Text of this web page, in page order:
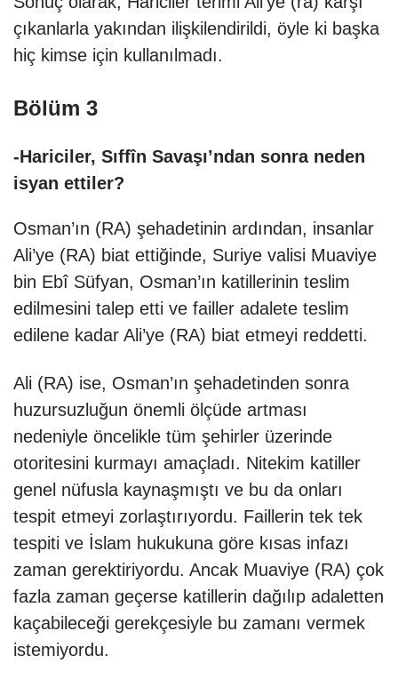
çıkanlarla yakından ilişkilendirildi, öyle ki başka
hiç kimse için kullanılmadı.
Bölüm 3
-Hariciler, Sıffîn Savaşı’ndan sonra neden
isyan ettiler?
Osman’ın (RA) şehadetinin ardından, insanlar
Ali’ye (RA) biat ettiğinde, Suriye valisi Muaviye
bin Ebî Süfyan, Osman’ın katillerinin teslim
edilmesini talep etti ve failler adalete teslim
edilene kadar Ali’ye (RA) biat etmeyi reddetti.
Ali (RA) ise, Osman’ın şehadetinden sonra
huzursuzluğun önemli ölçüde artması
nedeniyle öncelikle tüm şehirler üzerinde
otoritesini kurmayı amaçladı. Nitekim katiller
genel nüfusla kaynaşmıştı ve bu da onları
tespit etmeyi zorlaştırıyordu. Faillerin tek tek
tespiti ve İslam hukukuna göre kısas infazı
zaman gerektiriyordu. Ancak Muaviye (RA) çok
fazla zaman geçerse katillerin dağılıp adaletten
kaçabileceği gerekçesiyle bu zamanı vermek
istemiyordu.